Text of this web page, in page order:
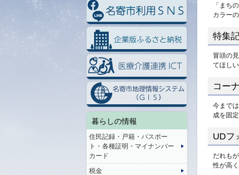
「まち
カラー
特集
冒頭の
てほし
コー
今まで
成を固
UDフ
だれも
性が高
暮らしの情報
住民記録・戸籍・パスポー
ト・各種証明・マイナンバー
カード
税金